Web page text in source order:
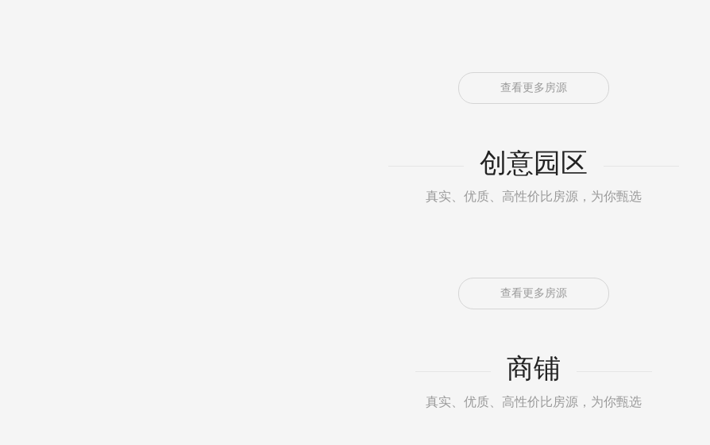
查看更多房源
创意园区
真实、优质、高性价比房源，为你甄选
查看更多房源
商铺
真实、优质、高性价比房源，为你甄选